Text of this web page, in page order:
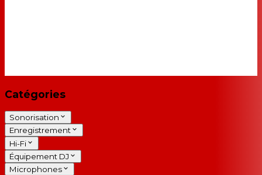
Catégories
Sonorisation
Enregistrement
Hi-Fi
Équipement DJ
Microphones